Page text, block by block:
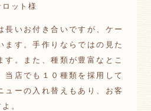
ット様
長いお付き合いですが、ケー
ます。手作りならではの見た
す。また、種類が豊富なとこ
当店でも１０種類を採用して
ューの入れ替えもあり、お客
。